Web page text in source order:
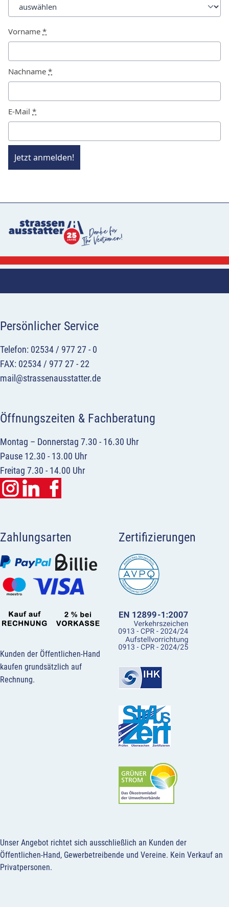
Vorname *
Nachname *
E-Mail *
Jetzt anmelden!
Persönlicher Service
Telefon: 02534 / 977 27 - 0
FAX: 02534 / 977 27 - 22
mail@strassenausstatter.de
Öffnungszeiten & Fachberatung
Montag – Donnerstag 7.30 - 16.30 Uhr
Pause 12.30 - 13.00 Uhr
Freitag 7.30 - 14.00 Uhr
Zahlungsarten
Kunden der Öffentlichen-Hand
kaufen grundsätzlich auf
Rechnung.
Zertifizierungen
Unser Angebot richtet sich ausschließlich an Kunden der
Öffentlichen-Hand, Gewerbetreibende und Vereine. Kein Verkauf an
Privatpersonen.